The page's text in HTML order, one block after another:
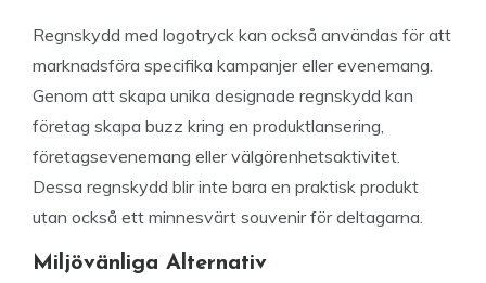
Regnskydd med logotryck kan också användas för att
marknadsföra specifika kampanjer eller evenemang.
Genom att skapa unika designade regnskydd kan
företag skapa buzz kring en produktlansering,
företagsevenemang eller välgörenhetsaktivitet.
Dessa regnskydd blir inte bara en praktisk produkt
utan också ett minnesvärt souvenir för deltagarna.
Miljövänliga Alternativ